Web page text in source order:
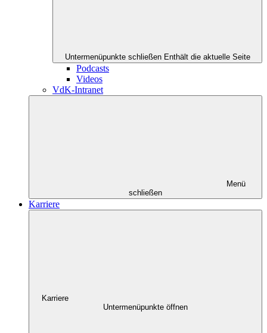
Untermenüpunkte schließen Enthält die aktuelle Seite
Podcasts
Videos
VdK-Intranet
Menü
schließen
Karriere
Karriere
Untermenüpunkte öffnen